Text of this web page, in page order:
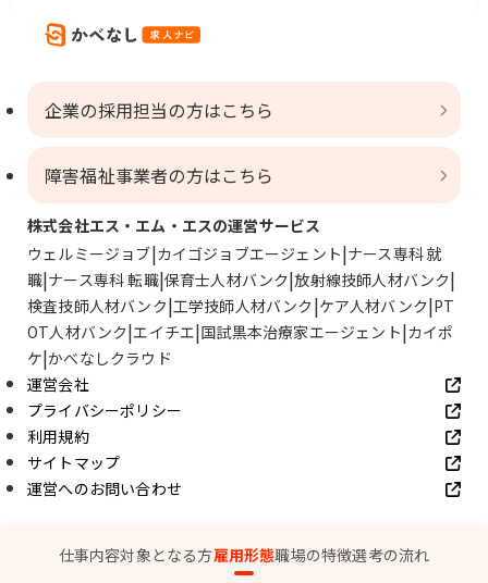
仕事内容対象となる方雇用形態職場の特徴選考の流れ
企業の採用担当の方はこちら
障害福祉事業者の方はこちら
株式会社エス・エム・エスの運営サービス
ウェルミージョブ カイゴジョブエージェント ナース専科 就
職 ナース専科 転職 保育士人材バンク 放射線技師人材バンク
検査技師人材バンク 工学技師人材バンク ケア人材バンク PT
OT人材バンク エイチエ 国試黒本治療家エージェント カイポ
ケ かべなしクラウド
運営会社
プライバシーポリシー
利用規約
サイトマップ
運営へのお問い合わせ